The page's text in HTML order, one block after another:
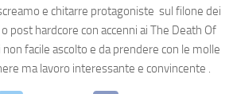
e chitarre protagoniste sul filone dei
post hardcore con accenni ai The Death Of
facile ascolto e da prendere con le molle
ma lavoro interessante e convincente .